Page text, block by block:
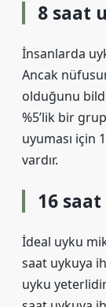
8 saat
İnsanlarda
Ancak
olduğunu
%5’lik bir
uyuması için
vardır.
16
İdeal uyku
saat uykuya
uyku